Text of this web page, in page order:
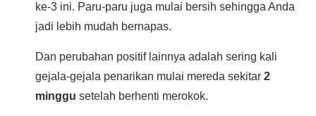
ke-3 ini. Paru-paru juga mulai bersih sehingga Anda
jadi lebih mudah bernapas.
Dan perubahan positif lainnya adalah sering kali
gejala-gejala penarikan mulai mereda sekitar 2
minggu setelah berhenti merokok.